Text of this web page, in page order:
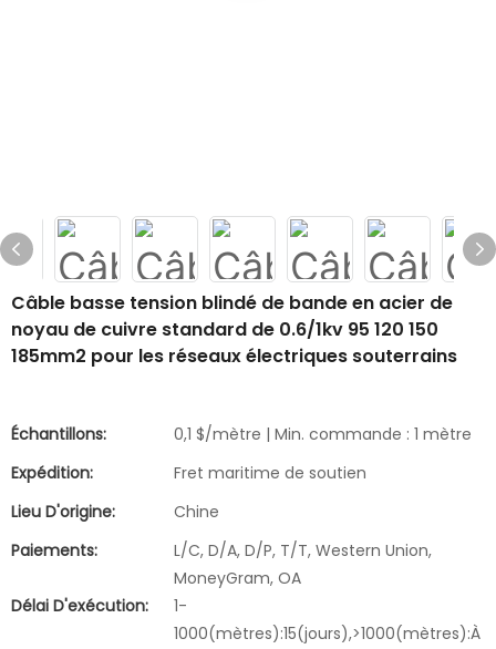
Câble basse tension blindé de bande en acier de
noyau de cuivre standard de 0.6/1kv 95 120 150
185mm2 pour les réseaux électriques souterrains
Échantillons:
0,1 $/mètre | Min. commande : 1 mètre
Expédition:
Fret maritime de soutien
Lieu D'origine:
Chine
Paiements:
L/C, D/A, D/P, T/T, Western Union,
MoneyGram, OA
Délai D'exécution:
1-
1000(mètres):15(jours),>1000(mètres):À